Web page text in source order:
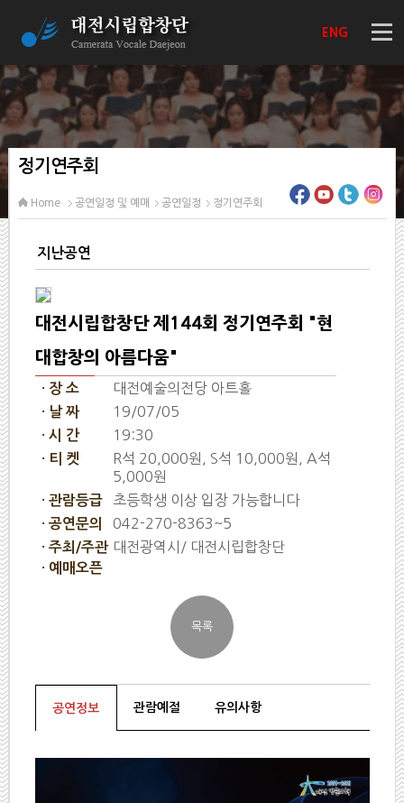
ENG
정기연주회
Home 공연일정 및 예매 공연일정 정기연주회
지난공연
대전시립합창단 제144회 정기연주회 "현
대합창의 아름다움"
· 장 소 대전예술의전당 아트홀
· 날 짜 19/07/05
· 시 간 19:30
· 티 켓
R석 20,000원, S석 10,000원, A석
5,000원
· 관람등급 초등학생 이상 입장 가능합니다
· 공연문의 042-270-8363~5
· 주최/주관 대전광역시/ 대전시립합창단
· 예매오픈
공연정보 관람예절 유의사항